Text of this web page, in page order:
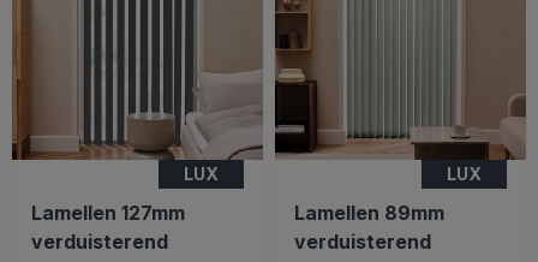
LUX
Lamellen 127mm
verduisterend
LUX
Lamellen 89mm
verduisterend